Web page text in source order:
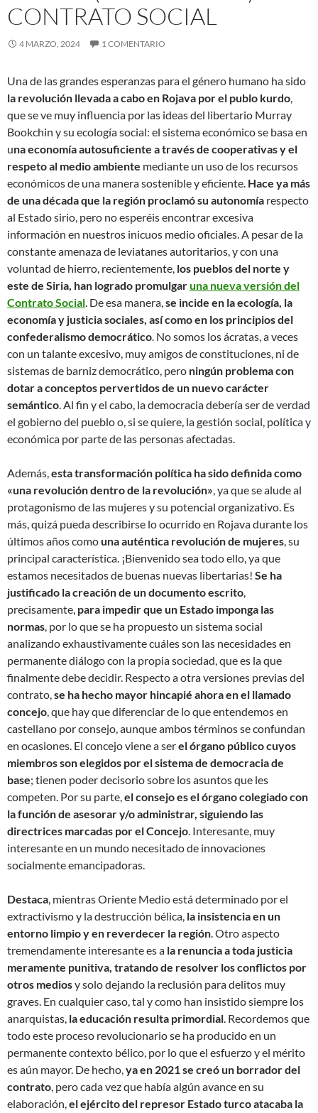
CONTRATO SOCIAL
4 MARZO, 2024 1 COMENTARIO
Una de las grandes esperanzas para el género humano ha sido
la revolución llevada a cabo en Rojava por el publo kurdo,
que se ve muy influencia por las ideas del libertario Murray
Bookchin y su ecología social: el sistema económico se basa en
una economía autosuficiente a través de cooperativas y el
respeto al medio ambiente mediante un uso de los recursos
económicos de una manera sostenible y eficiente. Hace ya más
de una década que la región proclamó su autonomía respecto
al Estado sirio, pero no esperéis encontrar excesiva
información en nuestros inicuos medio oficiales. A pesar de la
constante amenaza de leviatanes autoritarios, y con una
voluntad de hierro, recientemente, los pueblos del norte y
este de Siria, han logrado promulgaruna nueva versión del
Contrato Social. De esa manera,se incide en la ecología, la
economía y justicia sociales, así como en los principios del
confederalismo democrático. No somos los ácratas, a veces
con un talante excesivo, muy amigos de constituciones, ni de
sistemas de barniz democrático, pero ningún problema con
dotar a conceptos pervertidos de un nuevo carácter
semántico. Al fin y el cabo, la democracia debería ser de verdad
el gobierno del pueblo o, si se quiere, la gestión social, política y
económica por parte de las personas afectadas.
Además,esta transformación política ha sido definida como
«una revolución dentro de la revolución», ya que se alude al
protagonismo de las mujeres y su potencial organizativo. Es
más, quizá pueda describirse lo ocurrido en Rojava durante los
últimos años comouna auténtica revolución de mujeres, su
principal característica. ¡Bienvenido sea todo ello, ya que
estamos necesitados de buenas nuevas libertarias! Se ha
justificado la creación de un documento escrito,
precisamente, para impedir que un Estado imponga las
normas, por lo que se ha propuesto un sistema social
analizando exhaustivamente cuáles son las necesidades en
permanente diálogo con la propia sociedad, que es la que
finalmente debe decidir. Respecto a otra versiones previas del
contrato,se ha hecho mayor hincapié ahora en el llamado
concejo, que hay que diferenciar de lo que entendemos en
castellano por consejo, aunque ambos términos se confundan
en ocasiones. El concejo viene a serel órgano público cuyos
miembros son elegidos por el sistema de democracia de
base; tienen poder decisorio sobre los asuntos que les
competen. Por su parte,el consejo es el órgano colegiado con
la función de asesorar y/o administrar, siguiendo las
directrices marcadas por el Concejo. Interesante, muy
interesante en un mundo necesitado de innovaciones
socialmente emancipadoras.
Destaca, mientras Oriente Medio está determinado por el
extractivismo y la destrucción bélica, la insistencia en un
entorno limpio y en reverdecer la región. Otro aspecto
tremendamente interesante es a la renuncia a toda justicia
meramente punitiva, tratando de resolver los conflictos por
otros mediosy solo dejando la reclusión para delitos muy
graves. En cualquier caso, tal y como han insistido siempre los
anarquistas, la educación resulta primordial. Recordemos que
todo este proceso revolucionario se ha producido en un
permanente contexto bélico, por lo que el esfuerzo y el mérito
es aún mayor. De hecho,ya en 2021 se creó un borrador del
contrato, pero cada vez que había algún avance en su
elaboración,el ejército del represor Estado turco atacaba la